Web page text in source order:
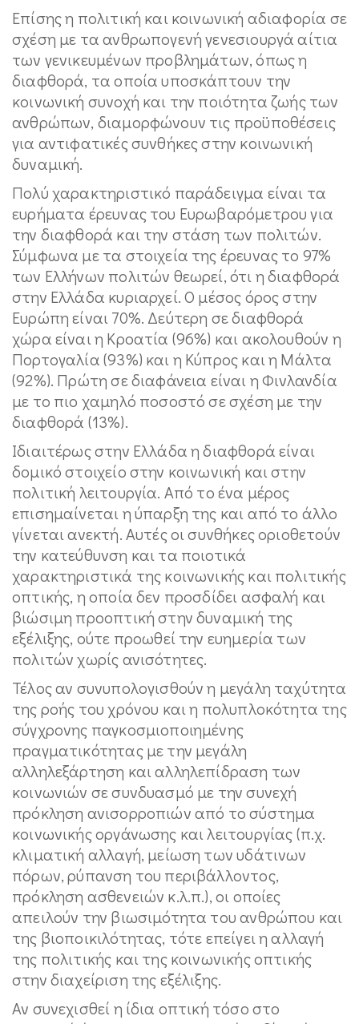
Επίσης η πολιτική και κοινωνική αδιαφορία σε
σχέση με τα ανθρωπογενή γενεσιουργά αίτια
των γενικευμένων προβλημάτων, όπως η
διαφθορά, τα οποία υποσκάπτουν την
κοινωνική συνοχή και την ποιότητα ζωής των
ανθρώπων, διαμορφώνουν τις προϋποθέσεις
για αντιφατικές συνθήκες στην κοινωνική
δυναμική.
Πολύ χαρακτηριστικό παράδειγμα είναι τα
ευρήματα έρευνας του Ευρωβαρόμετρου για
την διαφθορά και την στάση των πολιτών.
Σύμφωνα με τα στοιχεία της έρευνας το 97%
των Ελλήνων πολιτών θεωρεί, ότι η διαφθορά
στην Ελλάδα κυριαρχεί. Ο μέσος όρος στην
Ευρώπη είναι 70%. Δεύτερη σε διαφθορά
χώρα είναι η Κροατία (96%) και ακολουθούν η
Πορτογαλία (93%) και η Κύπρος και η Μάλτα
(92%). Πρώτη σε διαφάνεια είναι η Φινλανδία
με το πιο χαμηλό ποσοστό σε σχέση με την
διαφθορά (13%).
Ιδιαιτέρως στην Ελλάδα η διαφθορά είναι
δομικό στοιχείο στην κοινωνική και στην
πολιτική λειτουργία. Από το ένα μέρος
επισημαίνεται η ύπαρξη της και από το άλλο
γίνεται ανεκτή. Αυτές οι συνθήκες οριοθετούν
την κατεύθυνση και τα ποιοτικά
χαρακτηριστικά της κοινωνικής και πολιτικής
οπτικής, η οποία δεν προσδίδει ασφαλή και
βιώσιμη προοπτική στην δυναμική της
εξέλιξης, ούτε προωθεί την ευημερία των
πολιτών χωρίς ανισότητες.
Τέλος αν συνυπολογισθούν η μεγάλη ταχύτητα
της ροής του χρόνου και η πολυπλοκότητα της
σύγχρονης παγκοσμιοποιημένης
πραγματικότητας με την μεγάλη
αλληλεξάρτηση και αλληλεπίδραση των
κοινωνιών σε συνδυασμό με την συνεχή
πρόκληση ανισορροπιών από το σύστημα
κοινωνικής οργάνωσης και λειτουργίας (π.χ.
κλιματική αλλαγή, μείωση των υδάτινων
πόρων, ρύπανση του περιβάλλοντος,
πρόκληση ασθενειών κ.λ.π.), οι οποίες
απειλούν την βιωσιμότητα του ανθρώπου και
της βιοποικιλότητας, τότε επείγει η αλλαγή
της πολιτικής και της κοινωνικής οπτικής
στην διαχείριση της εξέλιξης.
Αν συνεχισθεί η ίδια οπτική τόσο στο